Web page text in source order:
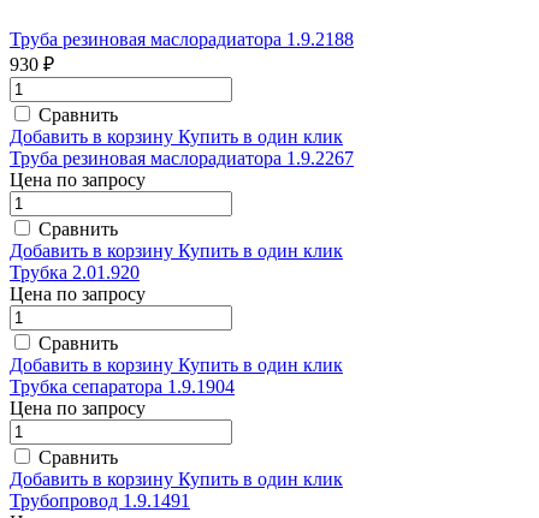
Труба резиновая маслорадиатора 1.9.2188
930 ₽
Сравнить
Добавить в корзину Купить в один клик
Труба резиновая маслорадиатора 1.9.2267
Цена по запросу
Сравнить
Добавить в корзину Купить в один клик
Трубка 2.01.920
Цена по запросу
Сравнить
Добавить в корзину Купить в один клик
Трубка сепаратора 1.9.1904
Цена по запросу
Сравнить
Добавить в корзину Купить в один клик
Трубопровод 1.9.1491